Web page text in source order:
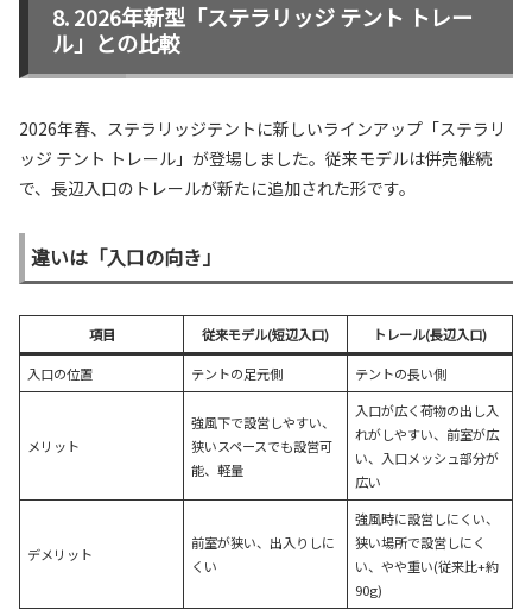
2026年新型「ステラリッジ テント トレー
ル」との比較
2026年春、ステラリッジテントに新しいラインアップ「ステラリ
ッジ テント トレール」が登場しました。従来モデルは併売継続
で、長辺入口のトレールが新たに追加された形です。
違いは「入口の向き」
項目 従来モデル(短辺入口) トレール(長辺入口)
入口の位置 テントの足元側 テントの長い側
メリット
強風下で設営しやすい、
狭いスペースでも設営可
能、軽量
入口が広く荷物の出し入
れがしやすい、前室が広
い、入口メッシュ部分が
広い
デメリット
前室が狭い、出入りしに
くい
強風時に設営しにくい、
狭い場所で設営しにく
い、やや重い(従来比+約
90g)